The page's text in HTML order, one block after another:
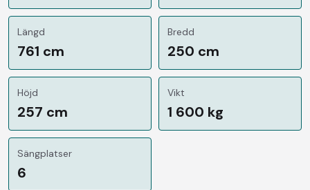
Längd
761 cm
Bredd
250 cm
Höjd
257 cm
Vikt
1 600 kg
Sängplatser
6